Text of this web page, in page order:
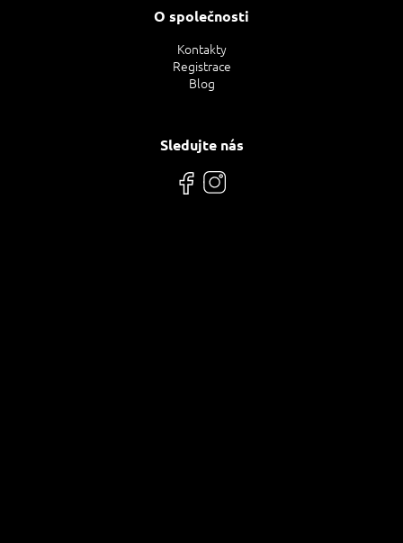
O společnosti
Kontakty
Registrace
Blog
Sledujte nás